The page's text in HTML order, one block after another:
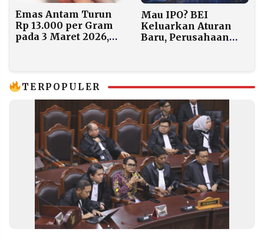
Emas Antam Turun
Rp 13.000 per Gram
pada 3 Maret 2026,
Mau IPO? BEI
Keluarkan Aturan
Baru, Perusahaan
TERPOPULER